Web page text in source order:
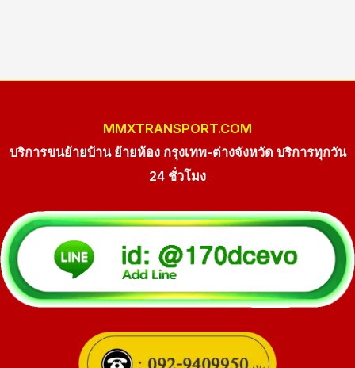
MMXTRANSPORT.COM
บริการขนย้ายบ้าน ย้ายห้อง กรุงเทพ-ต่างจังหวัด บริการทุกวัน
24 ชั่วโมง